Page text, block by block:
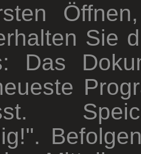
Sie
Das